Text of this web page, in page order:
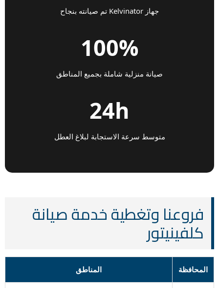
جهاز Kelvinator تم صيانته بنجاح
100%
صيانة منزلية شاملة بجميع المناطق
24h
متوسط سرعة الاستجابة لبلاغ العطل
فروعنا وتغطية خدمة صيانة
كلفينيتور
المحافظة المناطق